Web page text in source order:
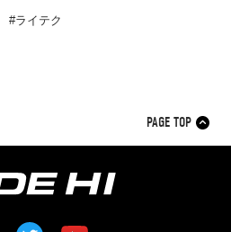
ライテク
PAGE TOP